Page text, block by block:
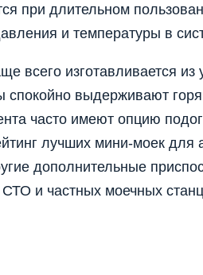
при длительном
и температуры в
всего изготавливается из
спокойно выдерживают
часто имеют опцию
лучших мини-моек для
дополнительные
и частных моечных